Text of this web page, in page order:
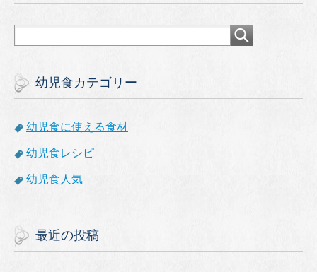
幼児食カテゴリー
幼児食に使える食材
幼児食レシピ
幼児食人気
最近の投稿